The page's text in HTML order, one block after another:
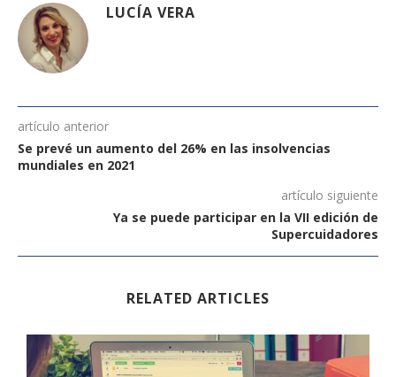
LUCÍA VERA
artículo anterior
Se prevé un aumento del 26% en las insolvencias
mundiales en 2021
artículo siguiente
Ya se puede participar en la VII edición de
Supercuidadores
RELATED ARTICLES